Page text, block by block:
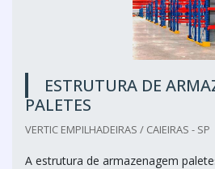
ESTRUTURA DE
PALETES
VERTIC EMPILHADEIRAS / CAIEIRAS - SP
A estrutura de armazenagem